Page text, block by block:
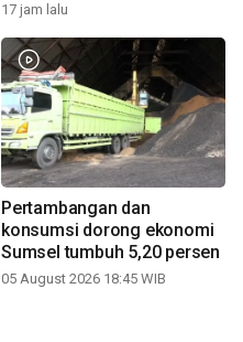
17 jam lalu
Pertambangan dan
konsumsi dorong ekonomi
Sumsel tumbuh 5,20 persen
05 August 2026 18:45 WIB